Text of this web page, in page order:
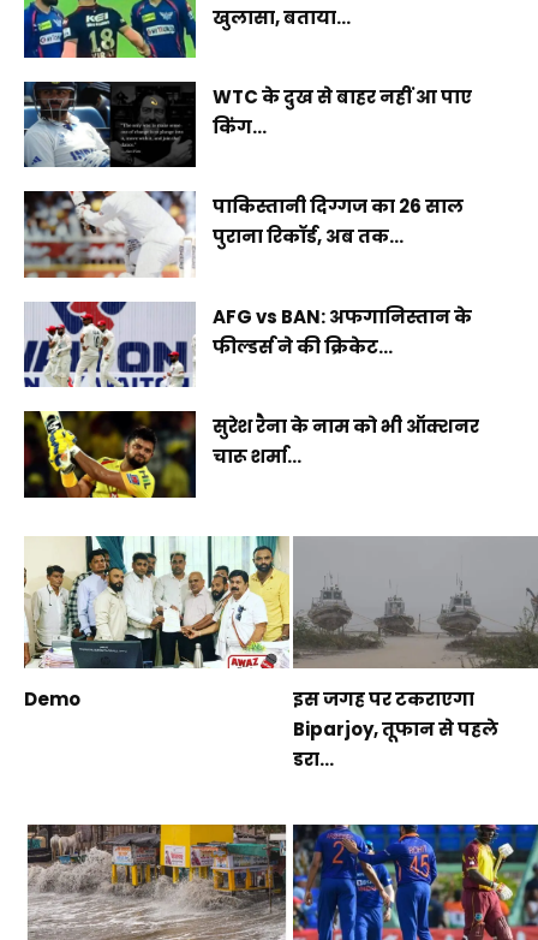
खुलासा, बताया...
WTC के दुख से बाहर नहीं आ पाए
किंग...
पाकिस्तानी दिग्गज का 26 साल
पुराना रिकॉर्ड, अब तक...
AFG vs BAN: अफगानिस्तान के
फील्डर्स ने की क्रिकेट...
सुरेश रैना के नाम को भी ऑक्शनर
चारू शर्मा...
Demo
इस जगह पर टकराएगा
Biparjoy, तूफान से पहले
डरा...